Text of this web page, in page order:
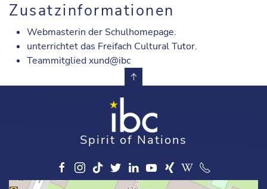
Zusatzinformationen
Webmasterin der Schulhomepage.
unterrichtet das Freifach Cultural Tutor.
Teammitglied xund@ibc
Spirit of Nations